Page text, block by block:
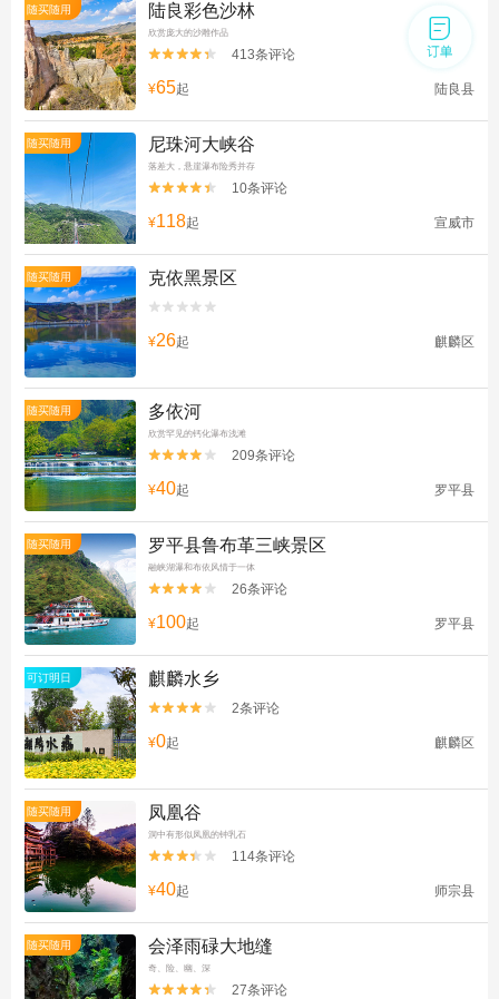
随买随用 陆良彩色沙林
欣赏庞大的沙雕作品

 413条评论
¥65起 陆良县
随买随用 尼珠河大峡谷
落差大，悬崖瀑布险秀并存

 10条评论
¥118起 宣威市
随买随用 克依黑景区


¥26起 麒麟区
随买随用 多依河
欣赏罕见的钙化瀑布浅滩

 209条评论
¥40起 罗平县
随买随用 罗平县鲁布革三峡景区
融峡湖瀑和布依风情于一体

 26条评论
¥100起 罗平县
可订明日 麒麟水乡

 2条评论
¥0起 麒麟区
随买随用 凤凰谷
洞中有形似凤凰的钟乳石

 114条评论
¥40起 师宗县
随买随用 会泽雨碌大地缝
奇、险、幽、深

 27条评论